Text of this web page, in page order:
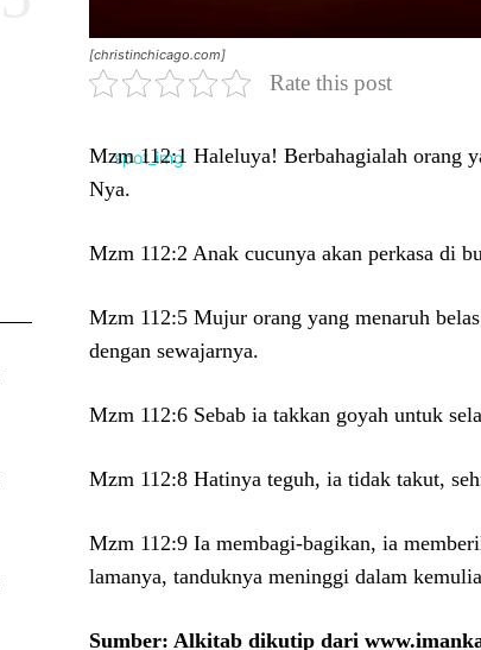
[christinchicago.com]
Rate this post
Mzm 112:1 Haleluya! Berbahagialah orang
Nya.
Mzm 112:2 Anak cucunya akan perkasa di
Mzm 112:5 Mujur orang yang menaruh
dengan sewajarnya.
Mzm 112:6 Sebab ia takkan goyah untuk
Mzm 112:8 Hatinya teguh, ia tidak takut,
Mzm 112:9 Ia membagi-bagikan, ia
lamanya, tanduknya meninggi dalam
Sumber: Alkitab dikutip dari